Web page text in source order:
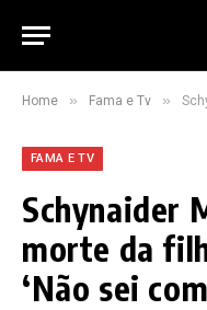
Home » Fama e Tv »
FAMA E TV
Schynaider
morte da
‘Não sei